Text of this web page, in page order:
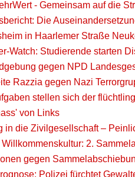
- Gemeinsam auf die
Die
in Haarlemer Straße
Watch: Studierende starten
gegen NPD
Razzia gegen Nazi
stellen sich der
von Links
in die Zivilgesellschaft –
Willkommenskultur: 2.
gegen
Polizei fürchtet